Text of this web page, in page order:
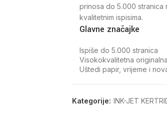
prinosa do 5.000 stranica
kvalitetnim ispisima.
Glavne značajke
Ispiše do 5.000 stranica
Visokokvalitetna
Uštedi papir, vrijeme i
Kategorije: INK-JET